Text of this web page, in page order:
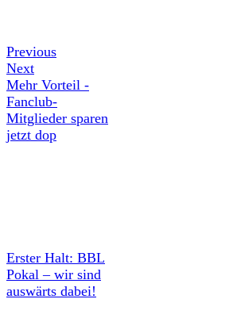
Previous
Next
Mehr Vorteil -
Fanclub-
Mitglieder sparen
jetzt dop
Erster Halt: BBL
Pokal – wir sind
auswärts dabei!